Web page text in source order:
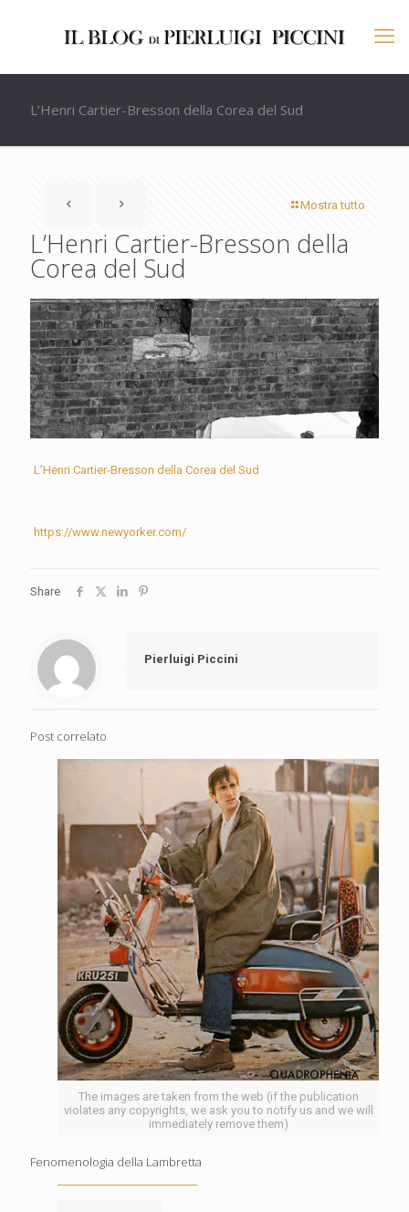
L’Henri Cartier-Bresson della Corea del Sud
Mostra tutto
L’Henri Cartier-Bresson della
Corea del Sud
L’Henri Cartier-Bresson della Corea del Sud
https://www.newyorker.com/
Share
Pierluigi Piccini
Post correlato
The images are taken from the web (if the publication
violates any copyrights, we ask you to notify us and we will
immediately remove them)
Fenomenologia della Lambretta